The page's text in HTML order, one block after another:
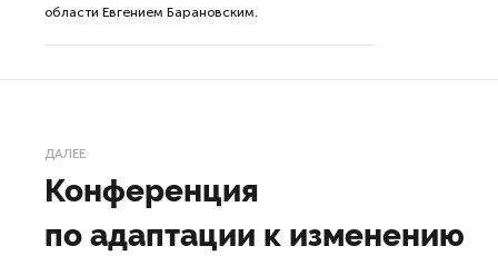
области Евгением Барановским.
ДАЛЕЕ
Конференция
по адаптации к изменению